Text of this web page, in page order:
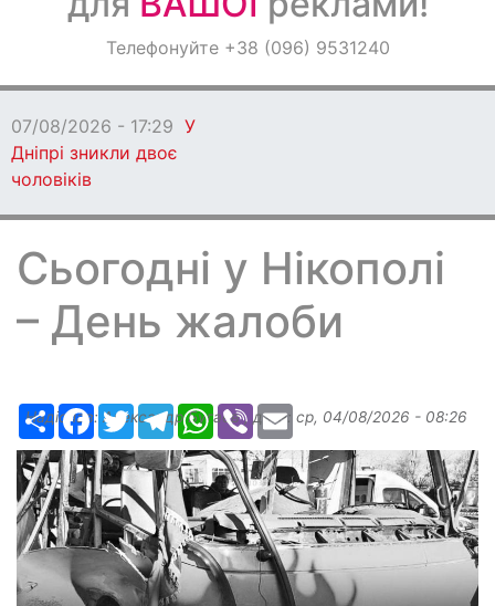
ОголошенняТелефонуйте +38 (096) 9531240
07/08/2026 - 17:29 У
Дніпрі зникли двоє
чоловіків
Сьогодні у Нікополі
– День жалоби
РесурсFacebook
TwitterTelegramWhatsApp
ViberEmail
Надіслав: Александр Бугаев, дата: ср, 04/08/2026 - 08:26